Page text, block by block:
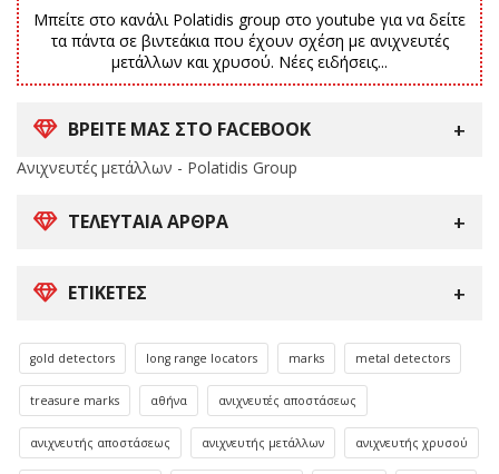
Μπείτε στο κανάλι Polatidis group στο youtube για να δείτε
τα πάντα σε βιντεάκια που έχουν σχέση με ανιχνευτές
μετάλλων και χρυσού. Νέες ειδήσεις...
ΒΡΕΙΤΕ ΜΑΣ ΣΤΟ FACEBOOK
Ανιχνευτές μετάλλων - Polatidis Group
ΤΕΛΕΥΤΑΊΑ ΆΡΘΡΑ
ΕΤΙΚΈΤΕΣ
gold detectors long range locators marks metal detectors
treasure marks αθήνα ανιχνευτές αποστάσεως
ανιχνευτής αποστάσεως ανιχνευτής μετάλλων ανιχνευτής χρυσού